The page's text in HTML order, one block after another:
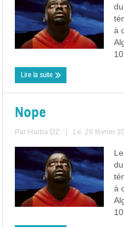
à
Lire la suite
Nope
Par Harba DZ Le: 28 février
à